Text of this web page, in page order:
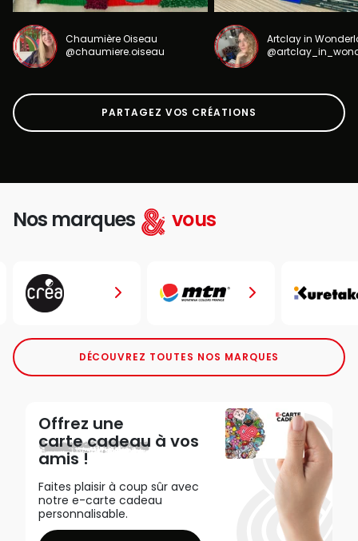
Chaumière Oiseau
@chaumiere.oiseau
Artclay in
PARTAGEZ VOS CRÉATIONS
Nos marques vous
DÉCOUVREZ TOUTES NOS MARQUES
Offrez une
carte cadeau à vos
amis !
Faites plaisir à coup sûr avec
notre e-carte cadeau
personnalisable.